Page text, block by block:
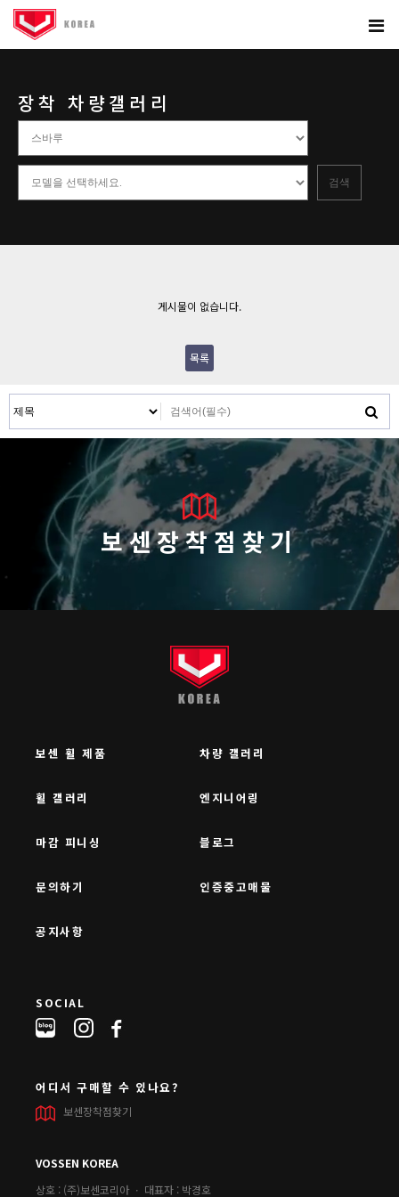
장착 차량갤러리
게시물이 없습니다.
목록
보센장착점찾기
보센 휠 제품 차량 갤러리
휠 갤러리 엔지니어링
마감 피니싱 블로그
문의하기 인증중고매물
공지사항
SOCIAL
어디서 구매할 수 있나요?
보센장착점찾기
VOSSEN KOREA
상호 : (주)보센코리아 ㆍ 대표자 : 박경호